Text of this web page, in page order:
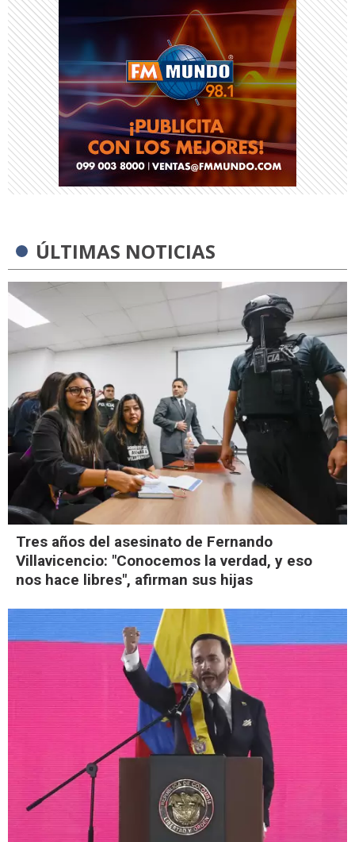
ÚLTIMAS NOTICIAS
Tres años del asesinato de Fernando
Villavicencio: "Conocemos la verdad, y eso
nos hace libres", afirman sus hijas